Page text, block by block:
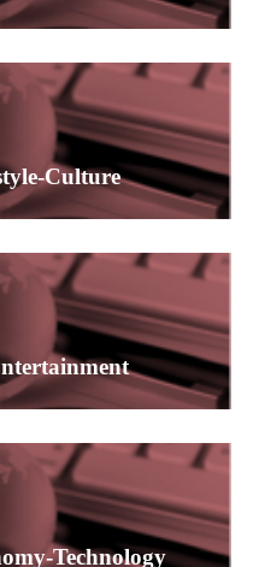
Culture
Technology